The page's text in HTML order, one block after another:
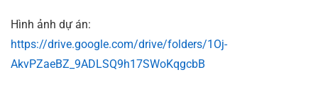
Hình ảnh dự án:
https://drive.google.com/drive/folders/1Oj-
AkvPZaeBZ_9ADLSQ9h17SWoKqgcbB